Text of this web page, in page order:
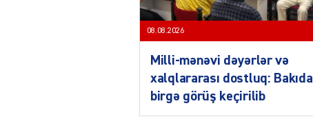
08.08.2026
Milli-mənəvi dəyərlər və
xalqlararası dostluq: Bakıda
birgə görüş keçirilib